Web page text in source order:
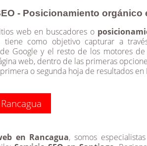
- Posicionamiento orgánico
web en buscadores o
tiene como objetivo capturar a
Google y el resto de los motores
web, dentro de las primeras
o segunda hoja de resultados en
en Rancagua, somos